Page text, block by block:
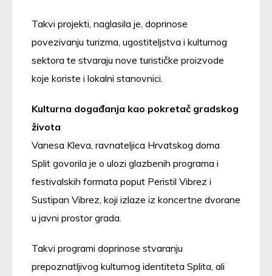
Takvi projekti, naglasila je, doprinose
povezivanju turizma, ugostiteljstva i kulturnog
sektora te stvaraju nove turističke proizvode
koje koriste i lokalni stanovnici.
Kulturna događanja kao pokretač gradskog
života
Vanesa Kleva, ravnateljica Hrvatskog doma
Split govorila je o ulozi glazbenih programa i
festivalskih formata poput Peristil Vibrez i
Sustipan Vibrez, koji izlaze iz koncertne dvorane
u javni prostor grada.
Takvi programi doprinose stvaranju
prepoznatljivog kulturnog identiteta Splita, ali